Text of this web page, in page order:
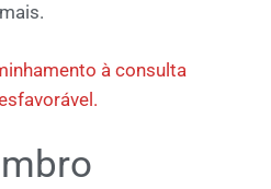
à consulta